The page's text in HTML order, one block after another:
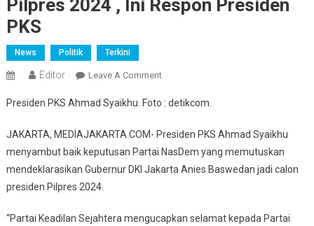
Pilpres 2024 , Ini Respon Presiden
PKS
News Politik Terkini
Editor Leave A CommentOn
Usung
Baswedan
Di
Pilpres
Ini
Presiden PKS Ahmad Syaikhu. Foto : detikcom.
JAKARTA, MEDIAJAKARTA.COM- Presiden PKS Ahmad Syaikhu
menyambut baik keputusan Partai NasDem yang memutuskan
mendeklarasikan Gubernur DKI Jakarta Anies Baswedan jadi calon
presiden Pilpres 2024.
“Partai Keadilan Sejahtera mengucapkan selamat kepada Partai